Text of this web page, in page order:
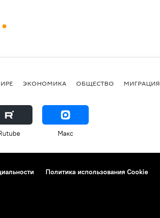
ЭКОНОМИКА ОБЩЕСТВО МИГРАЦИЯ
Макс
Политика использования Cookie